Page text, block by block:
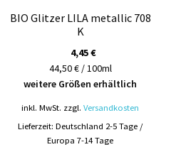
BIO Glitzer LILA metallic 708
K
4,45€
44,50 € / 100ml
weitere Größen erhältlich
inkl. MwSt. zzgl.Versandkosten
Lieferzeit:Deutschland 2-5 Tage /
Europa 7-14 Tage